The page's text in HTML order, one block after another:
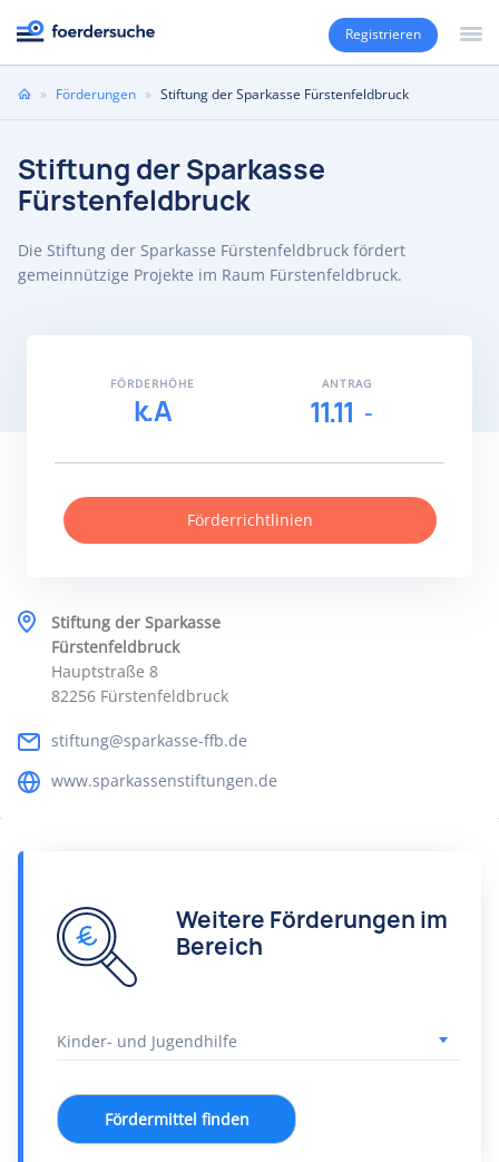
Registrieren
Sie» Förderungen » Stiftung der Sparkasse Fürstenfeldbruck
Stiftung der Sparkasse
Fürstenfeldbruck
Die Stiftung der Sparkasse Fürstenfeldbruck fördert
gemeinnützige Projekte im Raum Fürstenfeldbruck.
Stiftung der Sparkasse
Fürstenfeldbruck
Hauptstraße 8
82256 Fürstenfeldbruck
stiftung@sparkasse-ffb.de
www.sparkassenstiftungen.de
FÖRDERHÖHE
k.A
ANTRAG
11.11
Förderrichtlinien
Weitere Förderungen im
Bereich
Fördermittel finden